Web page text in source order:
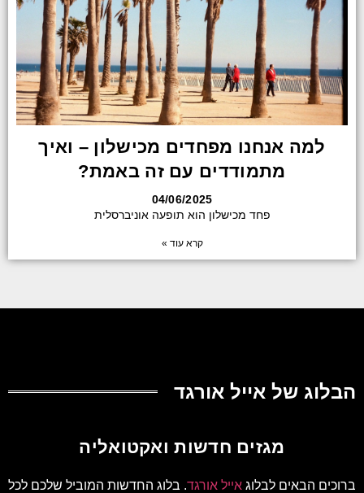
למה אנחנו מפחדים מכישלון – ואיך
מתמודדים עם זה באמת?
04/06/2025
פחד מכישלון הוא תופעה אוניברסלית
קרא עוד »
הבלוג של אייל אורגד
מגזים חדשות ואקטואליה
ברוכים הבאים לבלוג אייל אורגד. בלוג החדשות המוביל שלכם לכל